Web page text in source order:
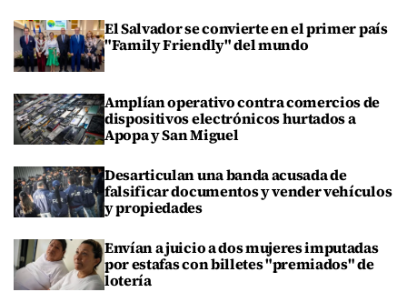
El Salvador se convierte en el primer país
"Family Friendly" del mundo
Amplían operativo contra comercios de
dispositivos electrónicos hurtados a
Apopa y San Miguel
Desarticulan una banda acusada de
falsificar documentos y vender vehículos
y propiedades
Envían a juicio a dos mujeres imputadas
por estafas con billetes "premiados" de
lotería